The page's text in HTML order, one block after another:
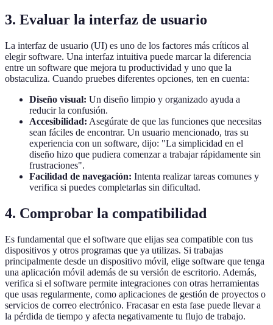
3. Evaluar la interfaz de usuario
La interfaz de usuario (UI) es uno de los factores más críticos al
elegir software. Una interfaz intuitiva puede marcar la diferencia
entre un software que mejora tu productividad y uno que la
obstaculiza. Cuando pruebes diferentes opciones, ten en cuenta:
Diseño visual: Un diseño limpio y organizado ayuda a
reducir la confusión.
Accesibilidad: Asegúrate de que las funciones que necesitas
sean fáciles de encontrar. Un usuario mencionado, tras su
experiencia con un software, dijo: "La simplicidad en el
diseño hizo que pudiera comenzar a trabajar rápidamente sin
frustraciones".
Facilidad de navegación: Intenta realizar tareas comunes y
verifica si puedes completarlas sin dificultad.
4. Comprobar la compatibilidad
Es fundamental que el software que elijas sea compatible con tus
dispositivos y otros programas que ya utilizas. Si trabajas
principalmente desde un dispositivo móvil, elige software que tenga
una aplicación móvil además de su versión de escritorio. Además,
verifica si el software permite integraciones con otras herramientas
que usas regularmente, como aplicaciones de gestión de proyectos o
servicios de correo electrónico. Fracasar en esta fase puede llevar a
la pérdida de tiempo y afecta negativamente tu flujo de trabajo.